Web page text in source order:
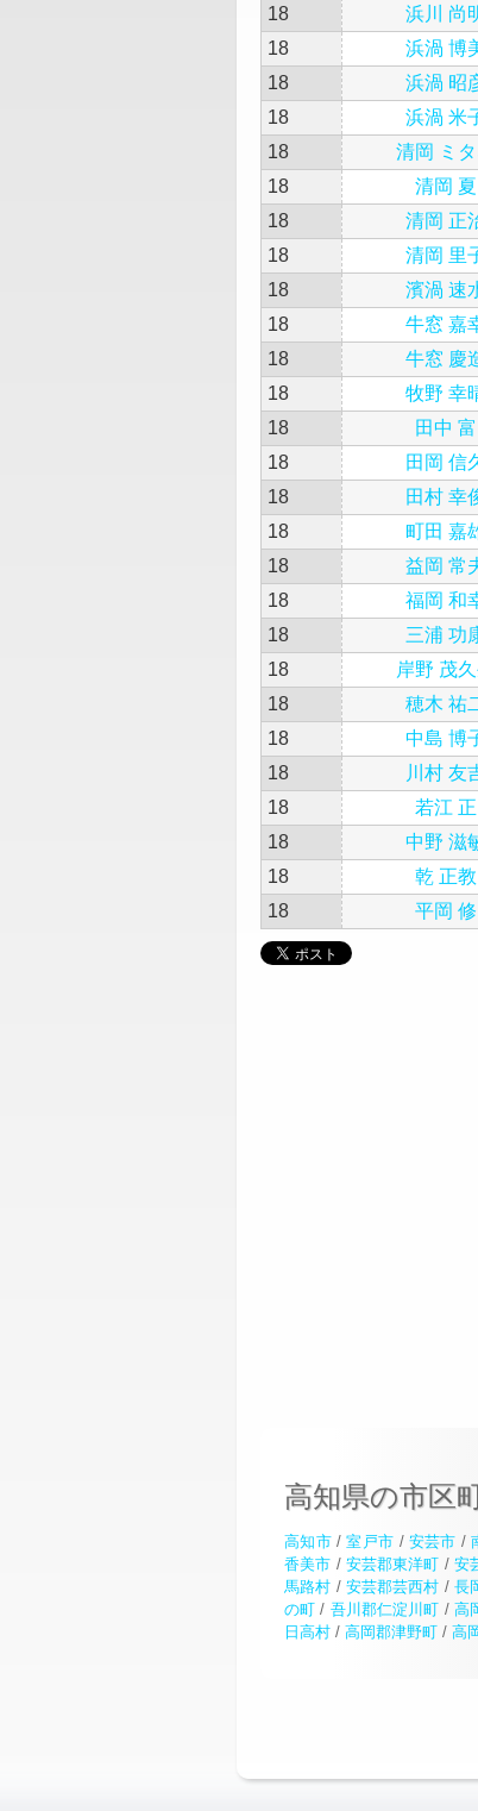
18
浜川 尚
18
浜渦 博
18
浜渦 昭
18
浜渦 米
18
清岡 ミ
18
清岡 夏
18
清岡 正
18
清岡 里
18
濱渦 速
18
牛窓 嘉
18
牛窓 慶
18
牧野 幸
18
田中 富
18
田岡 信
18
田村 幸
18
町田 嘉
18
益岡 常
18
福岡 和
18
三浦 功
18
岸野 茂
18
穂木 祐
18
中島 博
18
川村 友
18
若江 正
18
中野 滋
18
乾 正教
18
平岡 修
高知県の市区
高知市/室戸市 / 安芸市 /
香美市 / 安芸郡東洋町 / 安
馬路村 / 安芸郡芸西村 / 長
の町 / 吾川郡仁淀川町 / 高
日高村 / 高岡郡津野町 / 高